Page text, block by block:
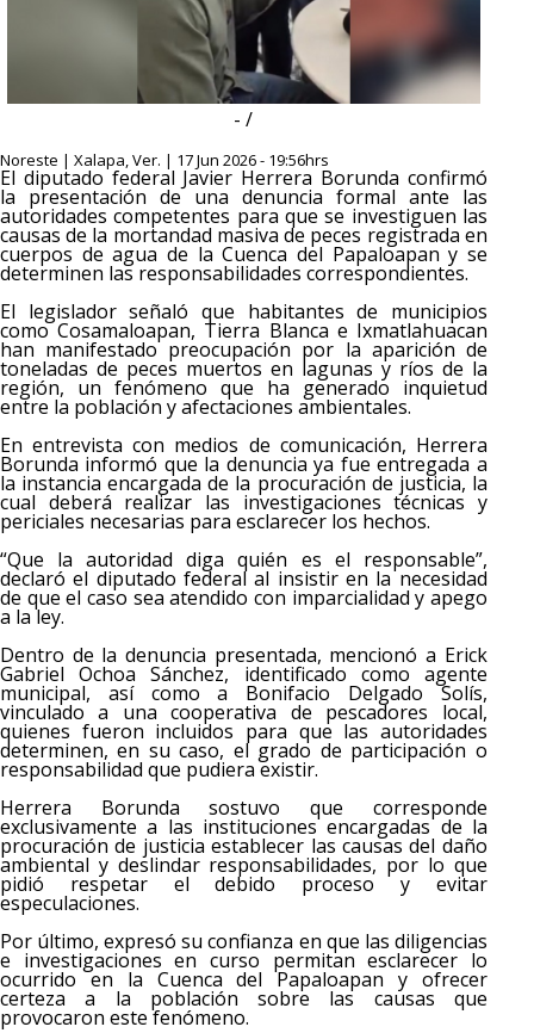
- /
Noreste | Xalapa, Ver. | 17 Jun 2026 - 19:56hrs
El diputado federal Javier Herrera Borunda confirmó
la presentación de una denuncia formal ante las
autoridades competentes para que se investiguen las
causas de la mortandad masiva de peces registrada en
cuerpos de agua de la Cuenca del Papaloapan y se
determinen las responsabilidades correspondientes.
El legislador señaló que habitantes de municipios
como Cosamaloapan, Tierra Blanca e Ixmatlahuacan
han manifestado preocupación por la aparición de
toneladas de peces muertos en lagunas y ríos de la
región, un fenómeno que ha generado inquietud
entre la población y afectaciones ambientales.
En entrevista con medios de comunicación, Herrera
Borunda informó que la denuncia ya fue entregada a
la instancia encargada de la procuración de justicia, la
cual deberá realizar las investigaciones técnicas y
periciales necesarias para esclarecer los hechos.
“Que la autoridad diga quién es el responsable”,
declaró el diputado federal al insistir en la necesidad
de que el caso sea atendido con imparcialidad y apego
a la ley.
Dentro de la denuncia presentada, mencionó a Erick
Gabriel Ochoa Sánchez, identificado como agente
municipal, así como a Bonifacio Delgado Solís,
vinculado a una cooperativa de pescadores local,
quienes fueron incluidos para que las autoridades
determinen, en su caso, el grado de participación o
responsabilidad que pudiera existir.
Herrera Borunda sostuvo que corresponde
exclusivamente a las instituciones encargadas de la
procuración de justicia establecer las causas del daño
ambiental y deslindar responsabilidades, por lo que
pidió respetar el debido proceso y evitar
especulaciones.
Por último, expresó su confianza en que las diligencias
e investigaciones en curso permitan esclarecer lo
ocurrido en la Cuenca del Papaloapan y ofrecer
certeza a la población sobre las causas que
provocaron este fenómeno.